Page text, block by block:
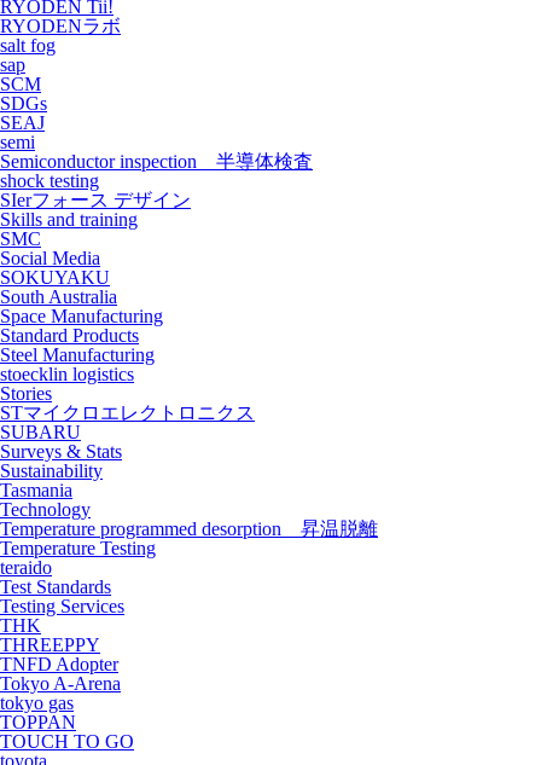
RYODEN Tii!
RYODENラボ
salt fog
sap
SCM
SDGs
SEAJ
semi
Semiconductor inspection 半導体検査
shock testing
SIerフォース デザイン
Skills and training
SMC
Social Media
SOKUYAKU
South Australia
Space Manufacturing
Standard Products
Steel Manufacturing
stoecklin logistics
Stories
STマイクロエレクトロニクス
SUBARU
Surveys & Stats
Sustainability
Tasmania
Technology
Temperature programmed desorption 昇温脱離
Temperature Testing
teraido
Test Standards
Testing Services
THK
THREEPPY
TNFD Adopter
Tokyo A-Arena
tokyo gas
TOPPAN
TOUCH TO GO
toyota